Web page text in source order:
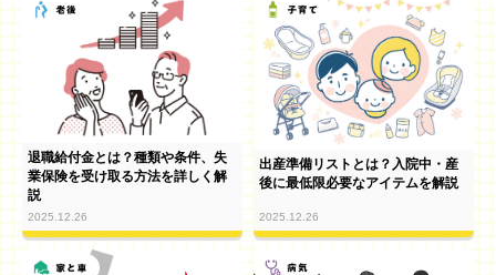
退職給付金とは？種類や条件、失
業保険を受け取る方法を詳しく解
説
2025.12.26
出産準備リストとは？入院中・産
後に最低限必要なアイテムを解説
2025.12.26